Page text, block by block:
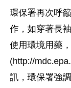
環保署再次呼
作，如穿著長
使用環境用藥
(http://
訊，環保署強